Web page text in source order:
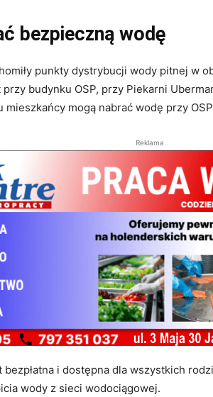
bezpieczną wodę
punkty dystrybucji wody pitnej w
budynku OSP, przy Piekarni
mieszkańcy mogą nabrać wodę przy
Reklama
i dostępna dla wszystkich
wody z sieci wodociągowej.